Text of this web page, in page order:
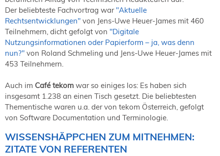
Der beliebteste Fachvortrag war "Aktuelle
Rechtsentwicklungen" von Jens-Uwe Heuer-James mit 460
Teilnehmern, dicht gefolgt von "Digitale
Nutzungsinformationen oder Papierform – ja, was denn
nun?" von Roland Schmeling und Jens-Uwe Heuer-James mit
453 Teilnehmern.
Auch im Café tekom war so einiges los: Es haben sich
insgesamt 1.238 an einen Tisch gesetzt. Die beliebtesten
Thementische waren u.a. der von tekom Österreich, gefolgt
von Software Documentation und Terminologie.
WISSENSHÄPPCHEN ZUM MITNEHMEN:
ZITATE VON REFERENTEN